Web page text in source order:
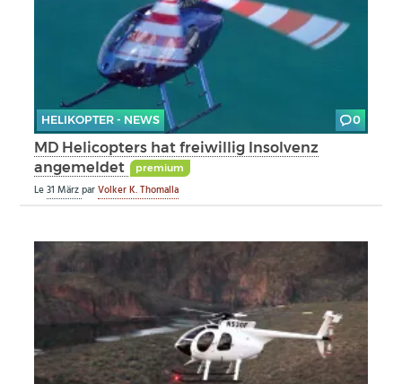
HELIKOPTER - NEWS 0
MD Helicopters hat freiwillig Insolvenz
angemeldet
premium
Le31 MärzparVolker K. Thomalla